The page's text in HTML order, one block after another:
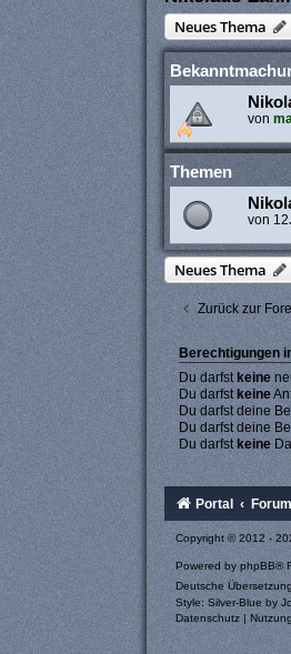
Neues Thema
von
Themen
von
Neues Thema
Zurück zur
Berechtigungen
Du darfstkeine
Du darfst keine
Du darfst deine
Du darfst deine
Du darfst keine
Portal Forum
Copyright © 2012 -
Powered by phpBB®
Deutsche
Style: Silver-Blue by
Datenschutz |